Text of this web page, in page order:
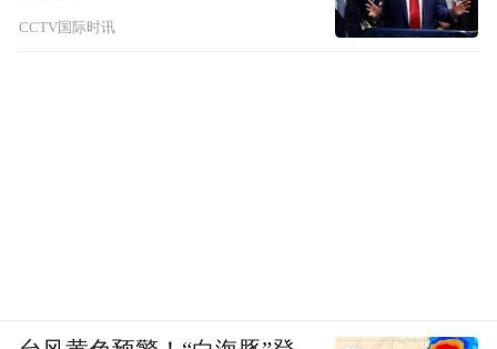
下一个大火的美甲趋势，一定有方形色块美
CCTV国际时讯